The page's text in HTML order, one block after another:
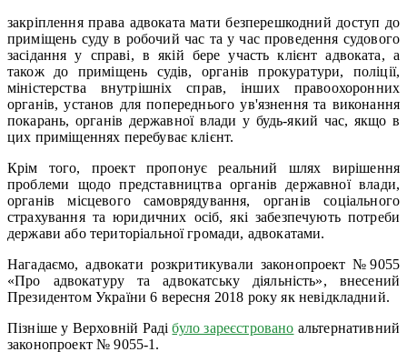
закріплення права адвоката мати безперешкодний доступ до
приміщень суду в робочий час та у час проведення судового
засідання у справі, в якій бере участь клієнт адвоката, а
також до приміщень судів, органів прокуратури, поліції,
міністерства внутрішніх справ, інших правоохоронних
органів, установ для попереднього ув'язнення та виконання
покарань, органів державної влади у будь-який час, якщо в
цих приміщеннях перебуває клієнт.
Крім того, проект пропонує реальний шлях вирішення
проблеми щодо представництва органів державної влади,
органів місцевого самоврядування, органів соціального
страхування та юридичних осіб, які забезпечують потреби
держави або територіальної громади, адвокатами.
Нагадаємо, адвокати розкритикували законопроект №9055
«Про адвокатуру та адвокатську діяльність», внесений
Президентом України 6 вересня 2018 року як невідкладний.
Пізніше у Верховній Радібуло зареєстровано альтернативний
законопроект № 9055-1.